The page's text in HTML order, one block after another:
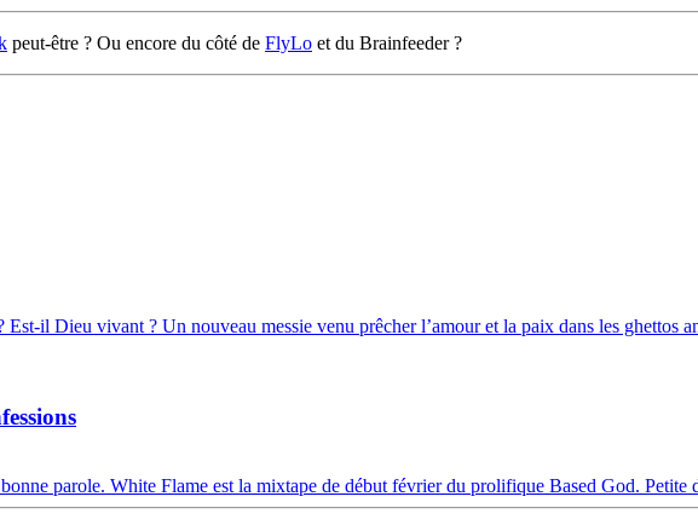
peut-être ? Ou encore du côté de FlyLo et du Brainfeeder ?
il Dieu vivant ? Un nouveau messie venu prêcher l’amour et la paix dans les ghettos
parole. White Flame est la mixtape de début février du prolifique Based God. Petite